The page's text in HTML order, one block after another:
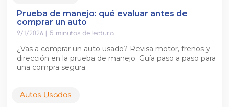
Prueba de manejo: qué evaluar antes de
comprar un auto
9/1/2026| 5 minutos de lectura
¿Vas a comprar un auto usado? Revisa motor, frenos y
dirección en la prueba de manejo. Guía paso a paso para
una compra segura.
Autos Usados